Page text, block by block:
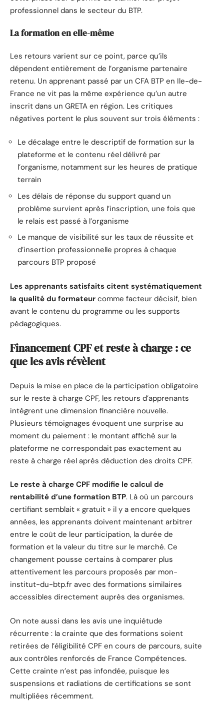
professionnel dans le secteur du BTP.
La formation en elle-même
Les retours varient sur ce point, parce qu’ils
dépendent entièrement de l’organisme partenaire
retenu. Un apprenant passé par un CFA BTP en Ile-de-
France ne vit pas la même expérience qu’un autre
inscrit dans un GRETA en région. Les critiques
négatives portent le plus souvent sur trois éléments :
Le décalage entre le descriptif de formation sur la
plateforme et le contenu réel délivré par
l’organisme, notamment sur les heures de pratique
terrain
Les délais de réponse du support quand un
problème survient après l’inscription, une fois que
le relais est passé à l’organisme
Le manque de visibilité sur les taux de réussite et
d’insertion professionnelle propres à chaque
parcours BTP proposé
Les apprenants satisfaits citent systématiquement
la qualité du formateur comme facteur décisif, bien
avant le contenu du programme ou les supports
pédagogiques.
Financement CPF et reste à charge : ce
que les avis révèlent
Depuis la mise en place de la participation obligatoire
sur le reste à charge CPF, les retours d’apprenants
intègrent une dimension financière nouvelle.
Plusieurs témoignages évoquent une surprise au
moment du paiement : le montant affiché sur la
plateforme ne correspondait pas exactement au
reste à charge réel après déduction des droits CPF.
Le reste à charge CPF modifie le calcul de
rentabilité d’une formation BTP. Là où un parcours
certifiant semblait « gratuit » il y a encore quelques
années, les apprenants doivent maintenant arbitrer
entre le coût de leur participation, la durée de
formation et la valeur du titre sur le marché. Ce
changement pousse certains à comparer plus
attentivement les parcours proposés par mon-
institut-du-btp.fr avec des formations similaires
accessibles directement auprès des organismes.
On note aussi dans les avis une inquiétude
récurrente : la crainte que des formations soient
retirées de l’éligibilité CPF en cours de parcours, suite
aux contrôles renforcés de France Compétences.
Cette crainte n’est pas infondée, puisque les
suspensions et radiations de certifications se sont
multipliées récemment.